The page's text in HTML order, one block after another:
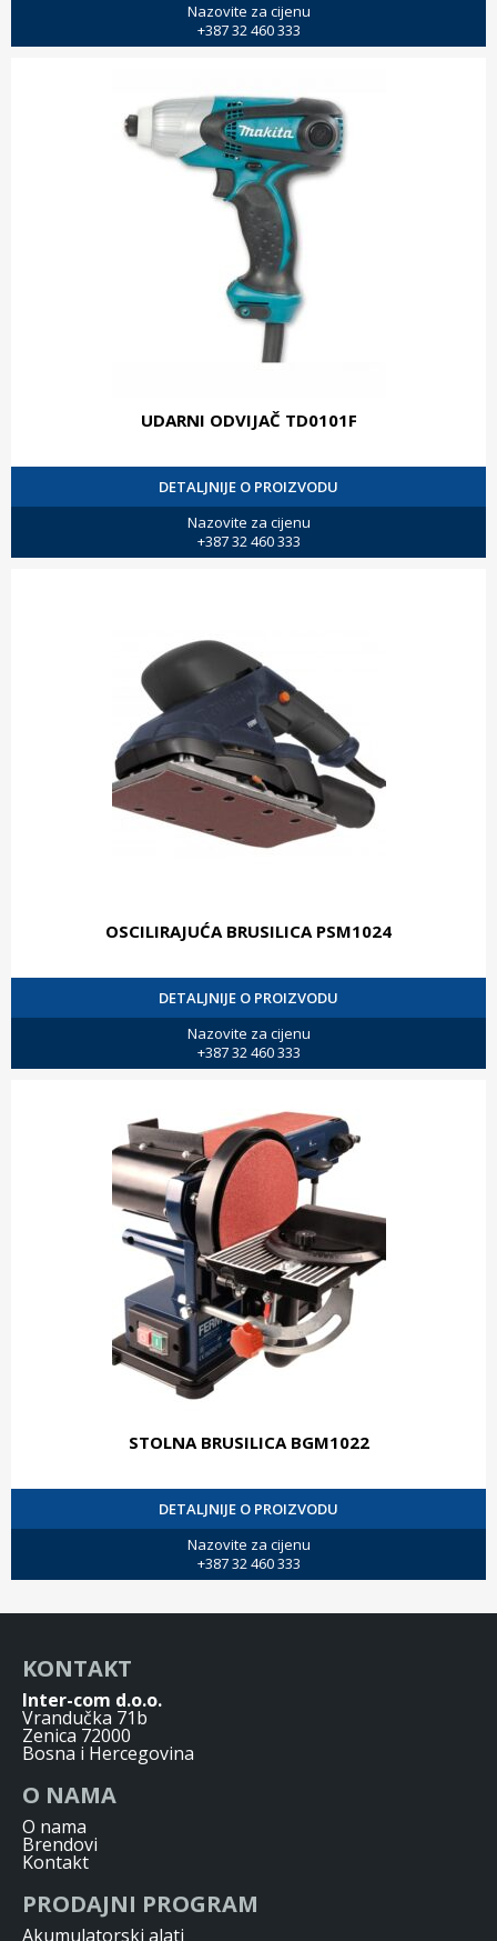
Nazovite za cijenu
+387 32 460 333
UDARNI ODVIJAČ TD0101F
DETALJNIJE O PROIZVODU
Nazovite za cijenu
+387 32 460 333
OSCILIRAJUĆA BRUSILICA PSM1024
DETALJNIJE O PROIZVODU
Nazovite za cijenu
+387 32 460 333
STOLNA BRUSILICA BGM1022
DETALJNIJE O PROIZVODU
Nazovite za cijenu
+387 32 460 333
KONTAKT
Inter-com d.o.o.
Vrandučka 71b
Zenica 72000
Bosna i Hercegovina
O NAMA
O nama
Brendovi
Kontakt
PRODAJNI PROGRAM
Akumulatorski alati